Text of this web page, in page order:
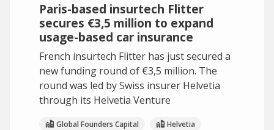
Paris-based insurtech Flitter
secures €3,5 million to expand
usage-based car insurance
French insurtech Flitter has just secured a
new funding round of €3,5 million. The
round was led by Swiss insurer Helvetia
through its Helvetia Venture
Global Founders Capital Helvetia